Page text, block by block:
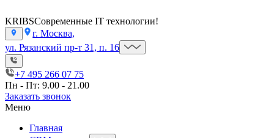
KRIBSСовременные IT технологии!
г. Москва,
ул. Рязанский пр-т 31, п. 16
+7 495 266 07 75
Пн - Пт: 9.00 - 21.00
Заказать звонок
Меню
Главная